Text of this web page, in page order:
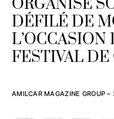
ORGANISE
DÉFILÉ DE
L’OCCASION
FESTIVAL DE
AMILCAR MAGAZINE GROUP